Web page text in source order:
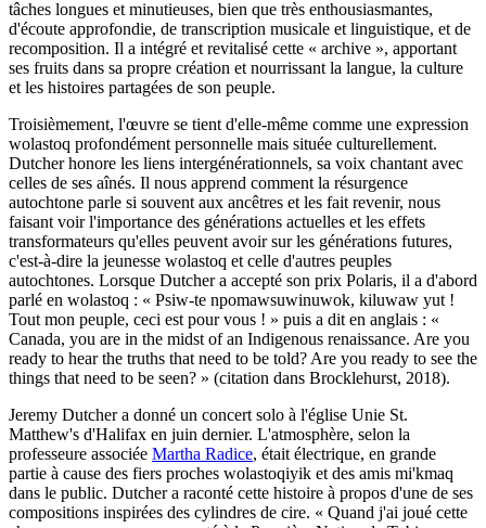
tâches longues et minutieuses, bien que très enthousiasmantes,
d'écoute approfondie, de transcription musicale et linguistique, et de
recomposition. Il a intégré et revitalisé cette « archive », apportant
ses fruits dans sa propre création et nourrissant la langue, la culture
et les histoires partagées de son peuple.
Troisièmement, l'œuvre se tient d'elle-même comme une expression
wolastoq profondément personnelle mais située culturellement.
Dutcher honore les liens intergénérationnels, sa voix chantant avec
celles de ses aînés. Il nous apprend comment la résurgence
autochtone parle si souvent aux ancêtres et les fait revenir, nous
faisant voir l'importance des générations actuelles et les effets
transformateurs qu'elles peuvent avoir sur les générations futures,
c'est-à-dire la jeunesse wolastoq et celle d'autres peuples
autochtones. Lorsque Dutcher a accepté son prix Polaris, il a d'abord
parlé en wolastoq : « Psiw-te npomawsuwinuwok, kiluwaw yut !
Tout mon peuple, ceci est pour vous ! » puis a dit en anglais : «
Canada, you are in the midst of an Indigenous renaissance. Are you
ready to hear the truths that need to be told? Are you ready to see the
things that need to be seen? » (citation dans Brocklehurst, 2018).
Jeremy Dutcher a donné un concert solo à l'église Unie St.
Matthew's d'Halifax en juin dernier. L'atmosphère, selon la
professeure associée Martha Radice, était électrique, en grande
partie à cause des fiers proches wolastoqiyik et des amis mi'kmaq
dans le public. Dutcher a raconté cette histoire à propos d'une de ses
compositions inspirées des cylindres de cire. « Quand j'ai joué cette